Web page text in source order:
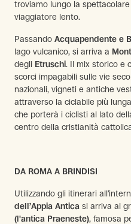
troviamo lungo la spettacolare
viaggiatore lento.
Passando Acquapendente e
lago vulcanico, si arriva a
degli Etruschi. Il mix storico e
scorci impagabili sulle vie
nazionali, vigneti e antiche
attraverso la ciclabile più
che porterà i ciclisti al lato
centro della cristianità
DA ROMA A BRINDISI
Utilizzando gli itinerari
dell’Appia Antica si arriva al
(l'antica Praeneste), famosa